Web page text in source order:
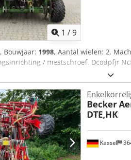
1 /9
, Bouwjaar: 1998, Aantal wielen: 2.
/ mestschroef. Dcodpfjr
Kassel
Becker
DTE,HK